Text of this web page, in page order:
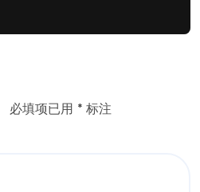
必填项已用 * 标注